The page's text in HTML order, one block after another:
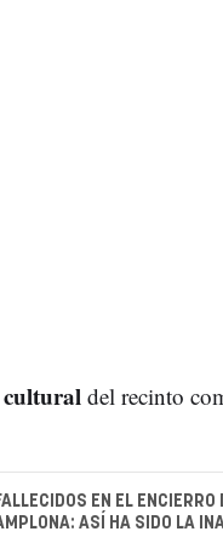
culturaldel recinto
EN EL
ASÍ HA SIDO LA